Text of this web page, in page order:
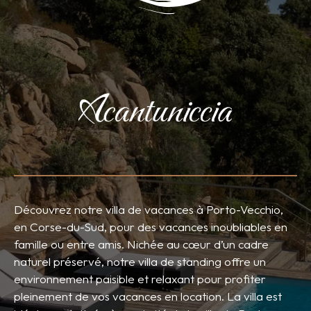
Découvrez notre villa de vacances à Porto-Vecchio,
en Corse-du-Sud, pour des vacances inoubliables en
famille ou entre amis. Nichée au cœur d’un cadre
naturel préservé, notre villa de standing offre un
environnement paisible et relaxant pour profiter
pleinement de vos vacances en location. La villa est